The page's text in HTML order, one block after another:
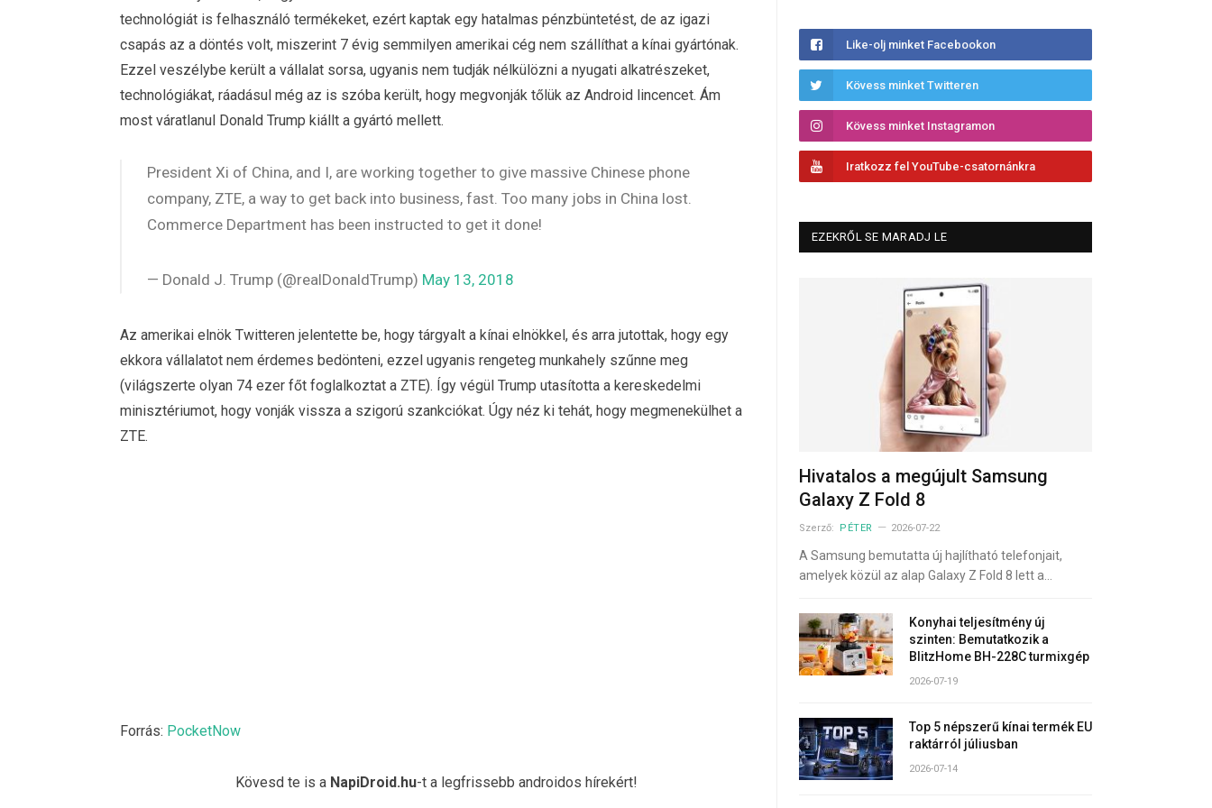
technológiát is felhasználó termékeket, ezért kaptak egy hatalmas pénzbüntetést, de az igazi
csapás az a döntés volt, miszerint 7 évig semmilyen amerikai cég nem szállíthat a kínai gyártónak.
Ezzel veszélybe került a vállalat sorsa, ugyanis nem tudják nélkülözni a nyugati alkatrészeket,
technológiákat, ráadásul még az is szóba került, hogy megvonják tőlük az Android lincencet. Ám
most váratlanul Donald Trump kiállt a gyártó mellett.
President Xi of China, and I, are working together to give massive Chinese phone
company, ZTE, a way to get back into business, fast. Too many jobs in China lost.
Commerce Department has been instructed to get it done!
— Donald J. Trump (@realDonaldTrump) May 13, 2018
Az amerikai elnök Twitteren jelentette be, hogy tárgyalt a kínai elnökkel, és arra jutottak, hogy egy
ekkora vállalatot nem érdemes bedönteni, ezzel ugyanis rengeteg munkahely szűnne meg
(világszerte olyan 74 ezer főt foglalkoztat a ZTE). Így végül Trump utasította a kereskedelmi
minisztériumot, hogy vonják vissza a szigorú szankciókat. Úgy néz ki tehát, hogy megmenekülhet a
ZTE.
Forrás: PocketNow
Kövesd te is a NapiDroid.hu-t a legfrissebb androidos hírekért!
Like-olj minket Facebookon
Kövess minket Twitteren
Kövess minket Instagramon
Iratkozz fel YouTube-csatornánkra
EZEKRŐL SE MARADJ LE
Hivatalos a megújult Samsung
Galaxy Z Fold 8
Szerző: PÉTER 2026-07-22
A Samsung bemutatta új hajlítható telefonjait,
amelyek közül az alap Galaxy Z Fold 8 lett a…
Konyhai teljesítmény új
szinten: Bemutatkozik a
BlitzHome BH-228C turmixgép
2026-07-19
Top 5 népszerű kínai termék EU
raktárról júliusban
2026-07-14